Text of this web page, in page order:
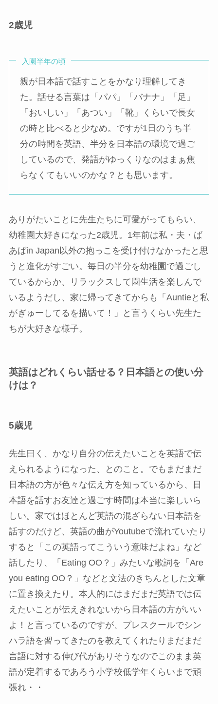
2歳児
入園半年の頃
親が日本語で話すことをかなり理解してき
た。話せる言葉は「パパ」「バナナ」「足」
「おいしい」「あつい」「靴」くらいで長女
の時と比べると少なめ。ですが1日のうち半
分の時間を英語、半分を日本語の環境で過ご
しているので、発語がゆっくりなのはまぁ焦
らなくてもいいのかな？とも思います。
ありがたいことに先生たちに可愛がってもらい、
幼稚園大好きになった2歳児。1年前は私・夫・ば
あばin Japan以外の抱っこを受け付けなかったと思
うと進化がすごい。毎日の半分を幼稚園で過ごし
ているからか、リラックスして園生活を楽しんで
いるようだし、家に帰ってきてからも「Auntieと私
がぎゅーしてるを描いて！」と言うくらい先生た
ちが大好きな様子。
英語はどれくらい話せる？日本語との使い分
けは？
5歳児
先生曰く、かなり自分の伝えたいことを英語で伝
えられるようになった、とのこと。でもまだまだ
日本語の方が色々な伝え方を知っているから、日
本語を話すお友達と過ごす時間は本当に楽しいら
しい。家ではほとんど英語の混ざらない日本語を
話すのだけど、英語の曲がYoutubeで流れていたり
すると「この英語ってこういう意味だよね」など
話したり、「Eating OO？」みたいな歌詞を「Are
you eating OO？」などと文法のきちんとした文章
に置き換えたり。本人的にはまだまだ英語では伝
えたいことが伝えきれないから日本語の方がいい
よ！と言っているのですが、プレスクールでシン
ハラ語を習ってきたのを教えてくれたりまだまだ
言語に対する伸び代がありそうなのでこのまま英
語が定着するであろう小学校低学年くらいまで頑
張れ・・